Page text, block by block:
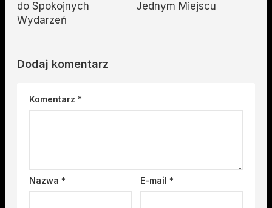
do Spokojnych
Wydarzeń
Jednym Miejscu
Dodaj komentarz
Komentarz *
Nazwa * E-mail*